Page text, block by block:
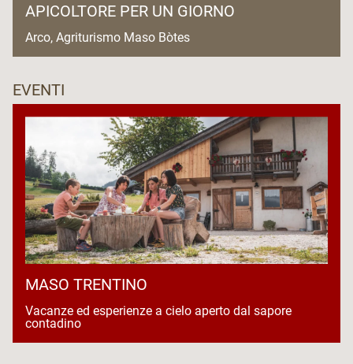
APICOLTORE PER UN GIORNO
Arco, Agriturismo Maso Bòtes
EVENTI
MASO TRENTINO
Vacanze ed esperienze a cielo aperto dal sapore
contadino